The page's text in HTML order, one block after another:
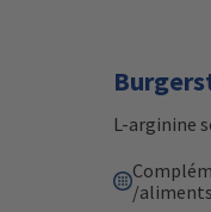
L-arginine
/